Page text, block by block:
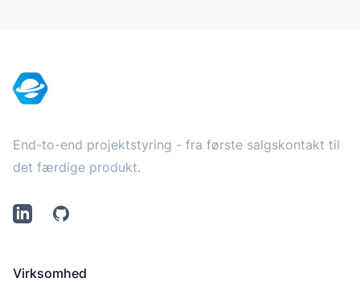
End-to-end projektstyring - fra første salgskontakt til
det færdige produkt.
LinkedInGithub
Virksomhed